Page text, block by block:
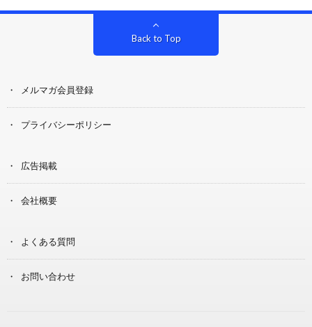
Back to Top
メルマガ会員登録
プライバシーポリシー
広告掲載
会社概要
よくある質問
お問い合わせ